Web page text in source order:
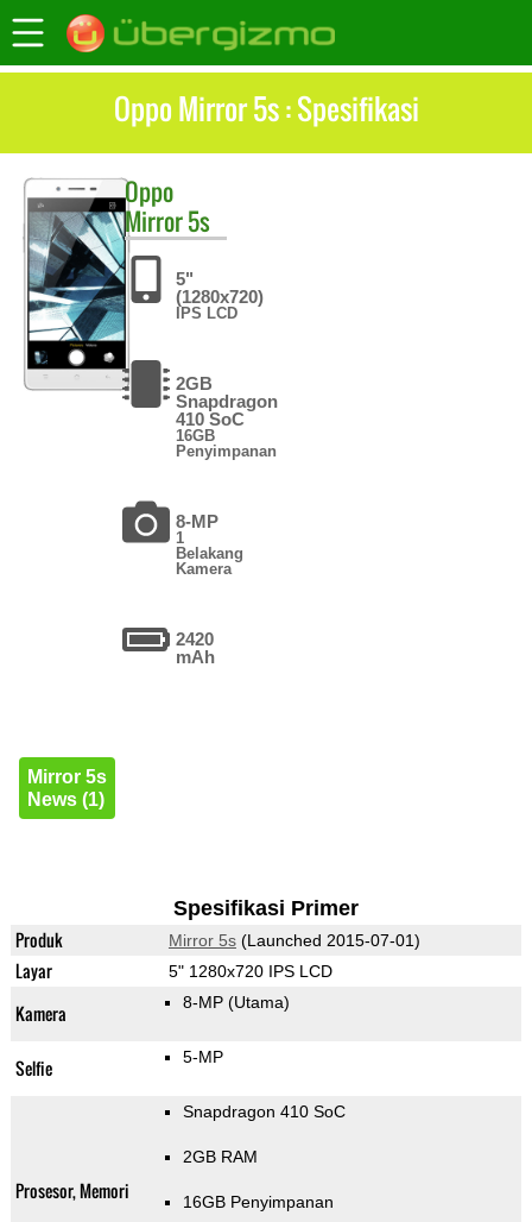
Oppo Mirror 5s : Spesifikasi
Oppo
Mirror 5s
5"
(1280x720)
IPS LCD
2GB
Snapdragon
410 SoC
16GB
Penyimpanan
8-MP
1
Belakang
Kamera
2420
mAh
Mirror 5s
News (1)
Spesifikasi Primer
Produk Mirror 5s(Launched 2015-07-01)
Layar 5" 1280x720 IPS LCD
Kamera 8-MP (Utama)
Selfie 5-MP
Prosesor, Memori
Snapdragon 410 SoC
2GB RAM
16GB Penyimpanan